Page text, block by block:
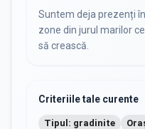
Suntem deja prezenți
zone din jurul marilor
să crească.
Criteriile tale curente
Tipul: gradinite